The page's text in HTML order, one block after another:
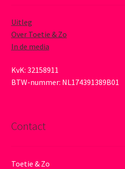
Uitleg
Over Toetie & Zo
In de media
KvK: 32158911
BTW-nummer: NL174391389B01
Contact
Toetie & Zo